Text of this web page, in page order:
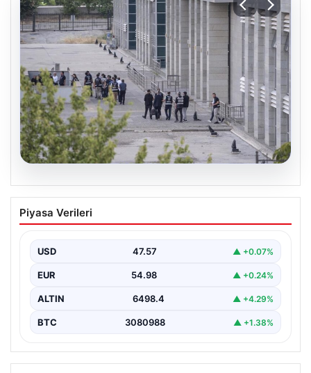
05.08.2026
Etimesgut Belediyesi’nde Kritik
Soruşturma: Başkan Yardımcısının
Ankara’da Etimesgut Belediyesi’ne ilişkin yürütülen
devam ediyor. Başkan…
Piyasa Verileri
USD 47.57 ▲ +0.07%
EUR 54.98 ▲ +0.24%
ALTIN 6498.4 ▲ +4.29%
BTC 3080988 ▲ +1.38%